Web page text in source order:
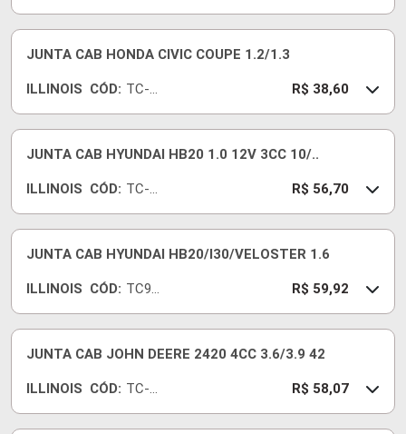
15
JUNTA CAB HONDA CIVIC COUPE 1.2/1.3
ILLINOIS CÓD: TC-
07
R$ 38,60
JUNTA CAB HYUNDAI HB20 1.0 12V 3CC 10/..
ILLINOIS CÓD: TC-
07
R$ 56,70
JUNTA CAB HYUNDAI HB20/I30/VELOSTER 1.6
ILLINOIS CÓD: TC94
R$ 59,92
JUNTA CAB JOHN DEERE 2420 4CC 3.6/3.9 42
ILLINOIS CÓD: TC-
20
R$ 58,07